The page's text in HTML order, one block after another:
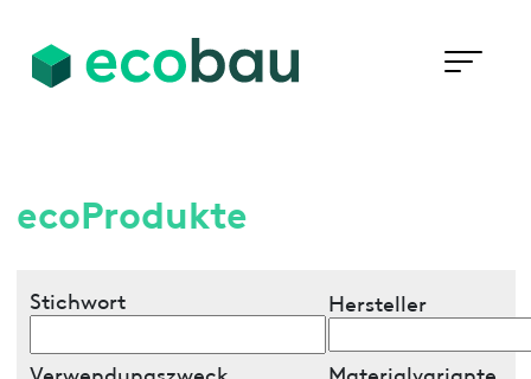
ecoProdukte
Stichwort Hersteller
Verwendungszweck Materialvariante